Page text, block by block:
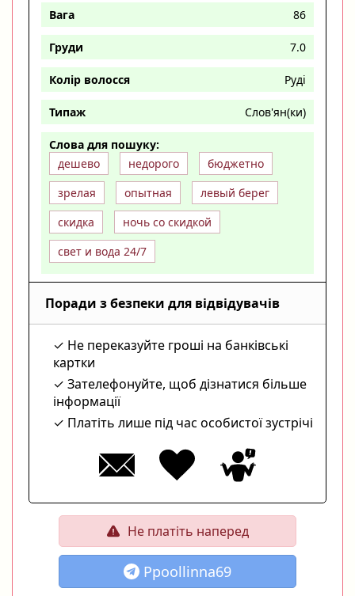
Вага 86
Груди 7.0
Колір волосся Руді
Типаж Слов'ян(ки)
Слова для пошуку:
дешево
недорого
бюджетно
зрелая
опытная
левый берег
скидка
ночь со скидкой
свет и вода 24/7
Поради з безпеки для відвідувачів
Не переказуйте гроші на банківські
картки
Зателефонуйте, щоб дізнатися більше
інформації
Платіть лише під час особистої зустрічі
Не платіть наперед
Ppoollinna69